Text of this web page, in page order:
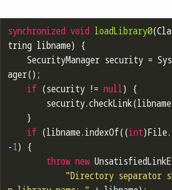
synchronized void loadLibrary0
tring libname) {
ager();
if (security != null) {
if (libname.indexOf((int
-1) {
throw new
"Directory separator